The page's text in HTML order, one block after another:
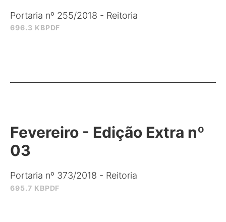
696.3 KBPDF
Portaria nº 255/2018 - Reitoria
695.7 KBPDF
Fevereiro - Edição Extra nº
03
Portaria nº 373/2018 - Reitoria